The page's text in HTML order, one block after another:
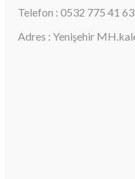
Telefon : 0532 775 41 63
Adres : Yenişehir